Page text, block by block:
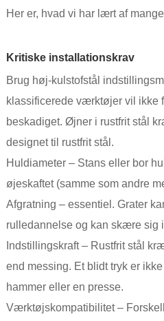
Her er, hvad vi har lært af
Kritiske installationskrav
Brug høj-kulstofstål
klassificerede værktøjer vil ikke
beskadiget. Øjner i rustfrit stål
designet til rustfrit stål.
Huldiameter – Stans eller bor
øjeskaftet (samme som andre
Afgratning – essentiel. Grater
rulledannelse og kan skære sig
Indstillingskraft – Rustfrit stål
end messing. Et blidt tryk er
hammer eller en presse.
Værktøjskompatibilitet –